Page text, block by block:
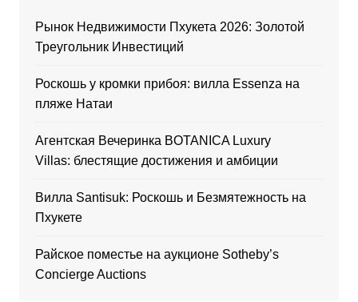
Рынок Недвижимости Пхукета 2026: Золотой
Треугольник Инвестиций
Роскошь у кромки прибоя: вилла Essenza на
пляже Натаи
Агентская Вечеринка BOTANICA Luxury
Villas: блестящие достижения и амбиции
Вилла Santisuk: Роскошь и Безмятежность на
Пхукете
Райское поместье на аукционе Sotheby’s
Concierge Auctions